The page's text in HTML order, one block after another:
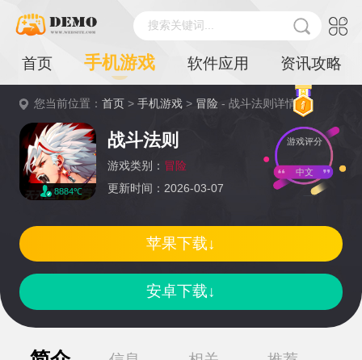
搜索关键词...
首页 手机游戏 软件应用 资讯攻略
您当前位置：首页 >手机游戏 > 冒险 - 战斗法则详情
8884℃
战斗法则
游戏类别： 冒险
更新时间：2026-03-07
游戏评分
中文
安卓下载↓
苹果下载↓